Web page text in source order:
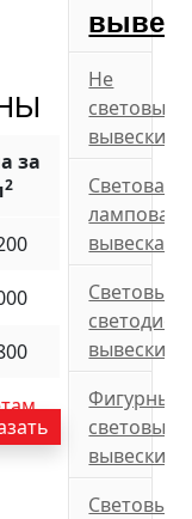
за
2
Не
световые
вывески
Световая
ламповая
вывеска
Световые
вывески
Фигурные
световые
вывески
Световые